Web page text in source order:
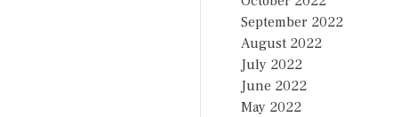
September 2022
August 2022
July 2022
June 2022
May 2022